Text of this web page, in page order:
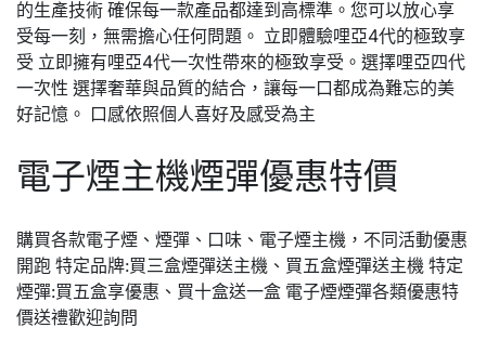
的生產技術 確保每一款產品都達到高標準。您可以放心享
受每一刻，無需擔心任何問題。 立即體驗哩亞4代的極致享
受 立即擁有哩亞4代一次性帶來的極致享受。選擇哩亞四代
一次性 選擇奢華與品質的結合，讓每一口都成為難忘的美
好記憶。 口感依照個人喜好及感受為主
電子煙主機煙彈優惠特價
購買各款電子煙、煙彈、口味、電子煙主機，不同活動優惠
開跑 特定品牌:買三盒煙彈送主機、買五盒煙彈送主機 特定
煙彈:買五盒享優惠、買十盒送一盒 電子煙煙彈各類優惠特
價送禮歡迎詢問